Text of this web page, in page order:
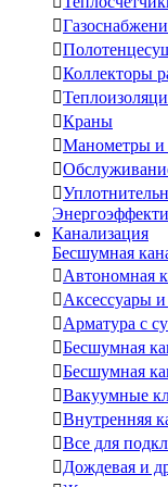


Коллекторы

Краны
Манометры и


Канализация
Бесшумная
Автономная
Аксессуары
Арматура с
Бесшумная
Бесшумная
Вакуумные
Внутренняя
Все для
Дождевая и